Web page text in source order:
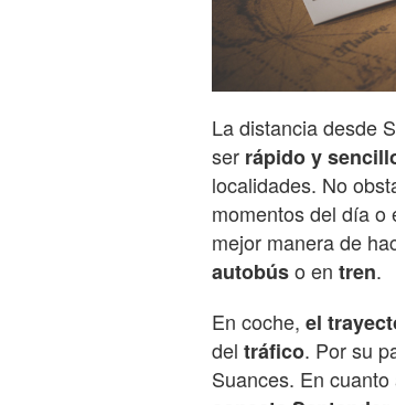
La distancia desde
ser rápido y
localidades. No
momentos del día o
mejor manera de
autobúso en tren.
En coche, el
del tráfico. Por su
Suances. En cuanto